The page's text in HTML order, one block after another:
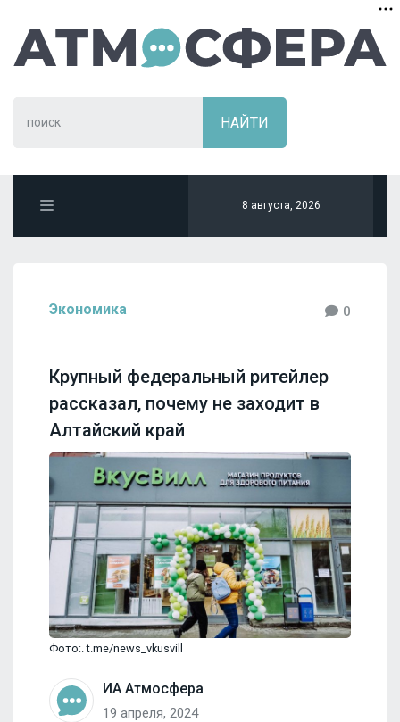
8 августа, 2026
Экономика 0
Крупный федеральный ритейлер
рассказал, почему не заходит в
Алтайский край
Фото:. t.me/news_vkusvill
ИА Атмосфера
19 апреля, 2024